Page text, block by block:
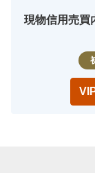
現物信用売買